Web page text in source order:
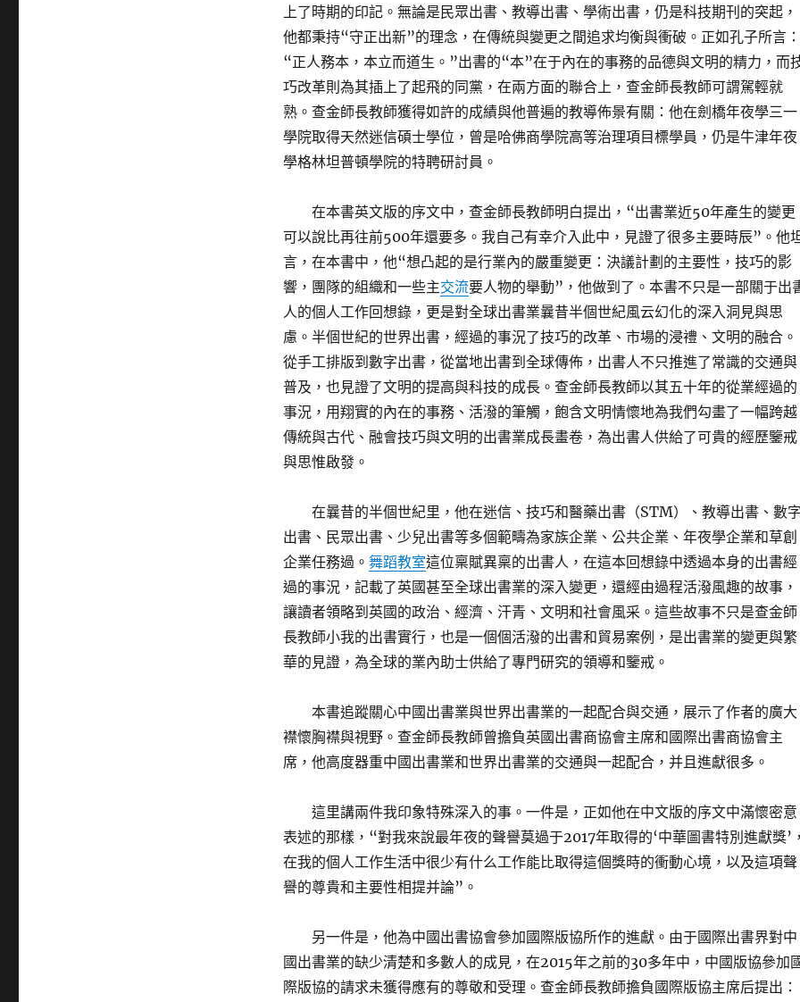
上了時期的印記。無論是民眾出書、教導出書、學術出書，仍是科技期刊的突起，
他都秉持“守正出新”的理念，在傳統與變更之間追求均衡與衝破。正如孔子所言：
“正人務本，本立而道生。”出書的“本”在于內在的事務的品德與文明的精力，而
巧改革則為其插上了起飛的同黨，在兩方面的聯合上，查金師長教師可謂駕輕就
熟。查金師長教師獲得如許的成績與他普遍的教導佈景有關：他在劍橋年夜學三一
學院取得天然迷信碩士學位，曾是哈佛商學院高等治理項目標學員，仍是牛津年夜
學格林坦普頓學院的特聘研討員。
在本書英文版的序文中，查金師長教師明白提出，“出書業近50年產生的變更
可以說比再往前500年還要多。我自己有幸介入此中，見證了很多主要時辰”。他
言，在本書中，他“想凸起的是行業內的嚴重變更：決議計劃的主要性，技巧的影
響，團隊的組織和一些主交流要人物的舉動”，他做到了。本書不只是一部關于出
人的個人工作回想錄，更是對全球出書業曩昔半個世紀風云幻化的深入洞見與思
慮。半個世紀的世界出書，經過的事況了技巧的改革、市場的浸禮、文明的融合。
從手工排版到數字出書，從當地出書到全球傳佈，出書人不只推進了常識的交通與
普及，也見證了文明的提高與科技的成長。查金師長教師以其五十年的從業經過的
事況，用翔實的內在的事務、活潑的筆觸，飽含文明情懷地為我們勾畫了一幅跨越
傳統與古代、融會技巧與文明的出書業成長畫卷，為出書人供給了可貴的經歷鑒戒
與思惟啟發。
在曩昔的半個世紀里，他在迷信、技巧和醫藥出書（STM）、教導出書、數
出書、民眾出書、少兒出書等多個範疇為家族企業、公共企業、年夜學企業和草創
企業任務過。 舞蹈教室這位稟賦異稟的出書人，在這本回想錄中透過本身的出書經
過的事況，記載了英國甚至全球出書業的深入變更，還經由過程活潑風趣的故事，
讓讀者領略到英國的政治、經濟、汗青、文明和社會風采。這些故事不只是查金師
長教師小我的出書實行，也是一個個活潑的出書和貿易案例，是出書業的變更與繁
華的見證，為全球的業內助士供給了專門研究的領導和鑒戒。
本書追蹤關心中國出書業與世界出書業的一起配合與交通，展示了作者的廣大
襟懷胸襟與視野。查金師長教師曾擔負英國出書商協會主席和國際出書商協會主
席，他高度器重中國出書業和世界出書業的交通與一起配合，并且進獻很多。
這里講兩件我印象特殊深入的事。一件是，正如他在中文版的序文中滿懷密意
表述的那樣，“對我來說最年夜的聲譽莫過于2017年取得的‘中華圖書特別進獻獎’
在我的個人工作生活中很少有什么工作能比取得這個獎時的衝動心境，以及這項聲
譽的尊貴和主要性相提并論”。
另一件是，他為中國出書協會參加國際版協所作的進獻。由于國際出書界對中
國出書業的缺少清楚和多數人的成見，在2015年之前的30多年中，中國版協參加
際版協的請求未獲得應有的尊敬和受理。查金師長教師擔負國際版協主席后提出：